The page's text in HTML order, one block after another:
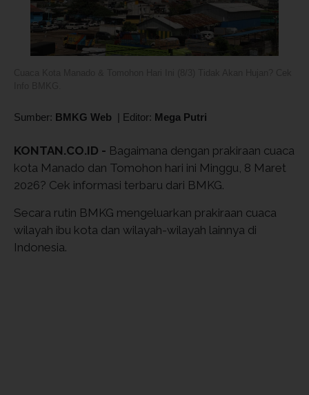
Sumber: BMKG Web | Editor: Mega Putri
KONTAN.CO.ID - Bagaimana dengan prakiraan cuaca
kota Manado dan Tomohon hari ini Minggu, 8 Maret
2026? Cek informasi terbaru dari BMKG.
Secara rutin BMKG mengeluarkan prakiraan cuaca
wilayah ibu kota dan wilayah-wilayah lainnya di
Indonesia.